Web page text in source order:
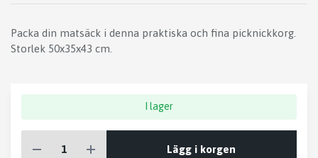
Packa din matsäck i denna praktiska och fina picknickkorg.
Storlek 50x35x43 cm.
I lager
Lägg i korgen